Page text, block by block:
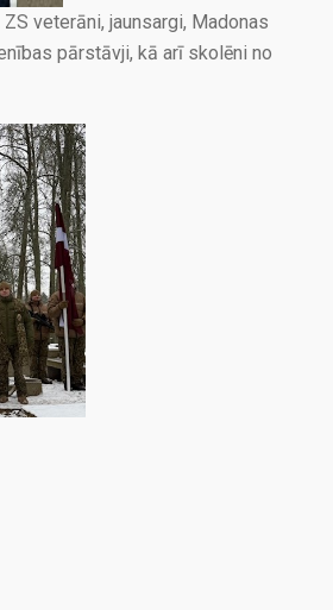
veterāni, jaunsargi, Madonas
pārstāvji, kā arī skolēni no